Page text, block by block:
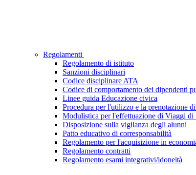
Regolamenti
Regolamento di istituto
Sanzioni disciplinari
Codice disciplinare ATA
Codice di comportamento dei dipendenti
Linee guida Educazione civica
Procedura per l'utilizzo e la prenotazione
Modulistica per l'effettuazione di Viaggi di
Disposizione sulla vigilanza degli alunni
Patto educativo di corresponsabilità
Regolamento per l'acquisizione in
Regolamento contratti
Regolamento esami integrativi/idoneità